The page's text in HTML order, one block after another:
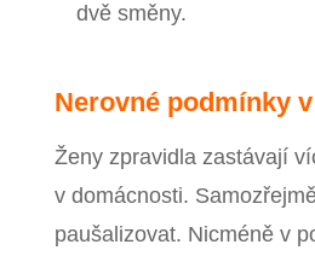
dvě směny.
Nerovné podmínky
Ženy zpravidla zastávají
v domácnosti.
paušalizovat. Nicméně v